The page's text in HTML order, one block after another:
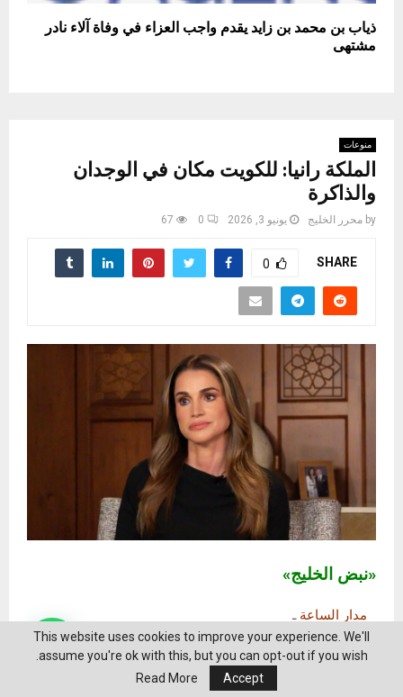
ذياب بن محمد بن زايد يقدم واجب العزاء في وفاة آلاء نادر
مشتهى
منوعات
الملكة رانيا: للكويت مكان في الوجدان
والذاكرة
by محرر الخليج يونيو 3, 2026 0
67
SHARE
0
«نبض الخليج»
مدار الساعةـ
للمزيد: تابع موقعنبض الخليج، وللتواصل الاجتماعي تابعنا علي
This website uses cookies to improve your experience. We'll
assume you're ok with this, but you can opt-out if you wish.
Accept
Read More